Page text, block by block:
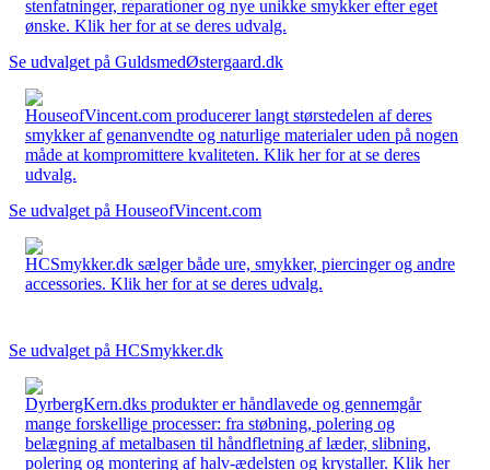
stenfatninger, reparationer og nye unikke smykker efter eget
ønske. Klik her for at se deres udvalg.
Se udvalget på GuldsmedØstergaard.dk
HouseofVincent.com producerer langt størstedelen af deres
smykker af genanvendte og naturlige materialer uden på nogen
måde at kompromittere kvaliteten. Klik her for at se deres
udvalg.
Se udvalget på HouseofVincent.com
HCSmykker.dk sælger både ure, smykker, piercinger og andre
accessories. Klik her for at se deres udvalg.
Se udvalget på HCSmykker.dk
DyrbergKern.dks produkter er håndlavede og gennemgår
mange forskellige processer: fra støbning, polering og
belægning af metalbasen til håndfletning af læder, slibning,
polering og montering af halv-ædelsten og krystaller. Klik her